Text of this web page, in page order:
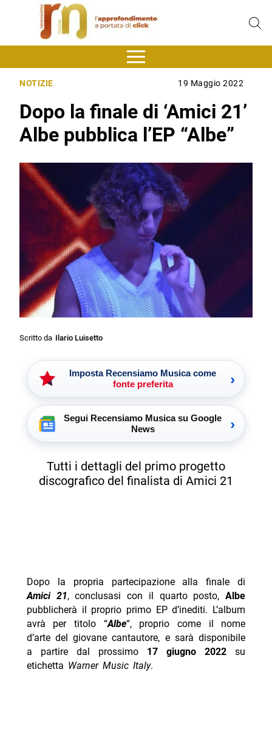
NOTIZIE 19 Maggio 2022
Dopo la finale di ‘Amici 21’
Albe pubblica l’EP “Albe”
Scritto da Ilario Luisetto
Imposta Recensiamo Musica come
fonte preferita
›
Segui Recensiamo Musica su Google
News
›
Tutti i dettagli del primo progetto
discografico del finalista di Amici 21
Dopo la propria partecipazione alla finale di
Amici 21, conclusasi con il quarto posto,Albe
pubblicherà il proprio primo EP d’inediti. L’album
avrà per titolo “Albe“, proprio come il nome
d’arte del giovane cantautore, e sarà disponibile
a partire dal prossimo 17 giugno 2022su
etichetta Warner Music Italy.